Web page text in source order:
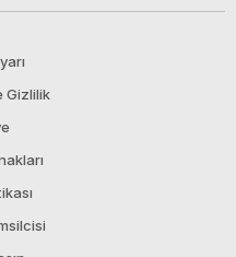
Gizlilik